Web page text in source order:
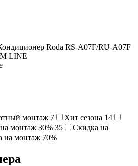
Roda RS-A07F/RU-A07F
LINE
монтаж 7 Хит сезона 14
монтаж 30% 35
Скидка на
на монтаж 70%